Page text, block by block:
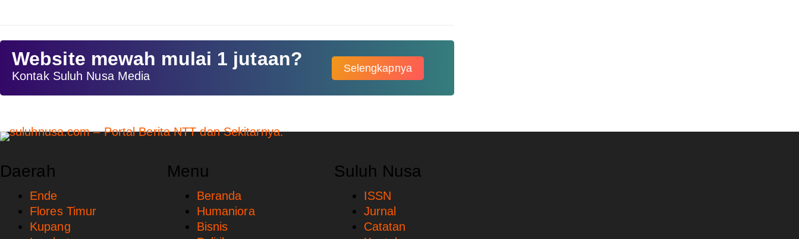
Website mewah mulai 1 jutaan?
Kontak Suluh Nusa Media
Selengkapnya
Daerah
Ende
Flores Timur
Kupang
Menu
Beranda
Humaniora
Bisnis
Suluh Nusa
ISSN
Jurnal
Catatan